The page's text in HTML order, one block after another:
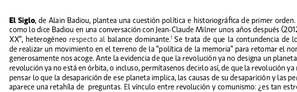
El Siglo , de Alain Badiou, plantea una cuestión política e historiográfica de primer orden
como lo dice Badiou en una conversación con Jean-Claude Milner unos años después
XX”, heterogéneo respecto al balance dominante .1 Se trata de que la contundencia de
de realizar un movimiento en el terreno de la “política de la memoria” para retomar el
generosamente nos acoge . Ante la evidencia de que la revolución ya no designa un
revolución ya no está en órbita, o incluso, permítasenos decirlo así, de que la revolución
pensar lo que la desaparición de ese planeta implica, las causas de su desaparición y las
aparece una retahíla de  preguntas . El vínculo entre revolución y comunismo: ¿es tan